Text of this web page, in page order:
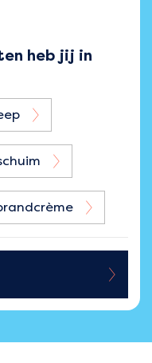
heb jij in